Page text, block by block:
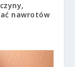
nawrotów